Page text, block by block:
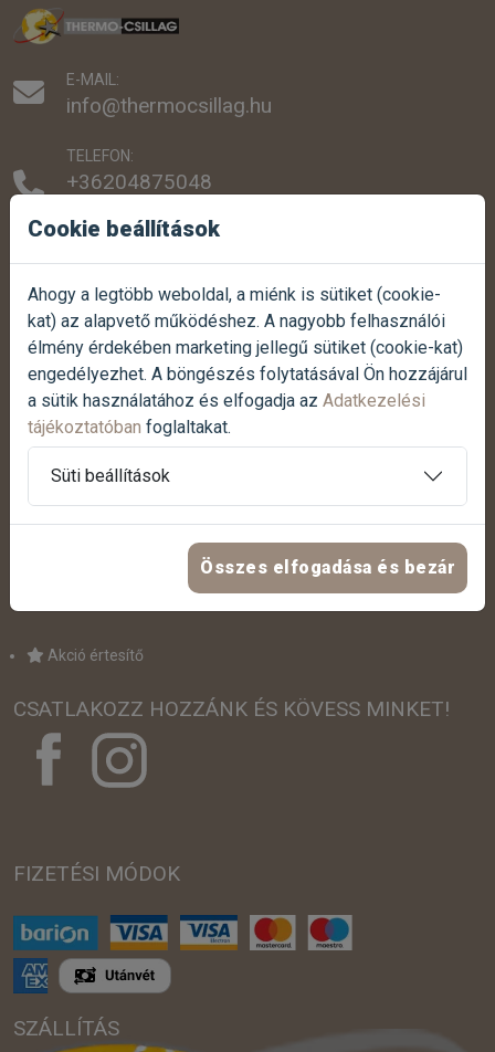
E-MAIL:
info@thermocsillag.hu
TELEFON:
+36204875048
SZEMÉLYES ÁTVÉTEL:
1038 Budapest, Szentendrei út 307.
NYITVATARTÁS:
Hétfőtől-péntekig:07:00 - 17:00
Szombaton:
07:30 - 12:00
Vasárnap:Zárva
Termék reklamáció bejelentése
Panasz bejelentése
Akció értesítő
CSATLAKOZZ HOZZÁNK ÉS KÖVESS MINKET!
FIZETÉSI MÓDOK
SZÁLLÍTÁS
Cookie beállítások
Ahogy a legtöbb weboldal, a miénk is sütiket (cookie-
kat) az alapvető működéshez. A nagyobb felhasználói
élmény érdekében marketing jellegű sütiket (cookie-kat)
engedélyezhet. A böngészés folytatásával Ön hozzájárul
a sütik használatához és elfogadja az Adatkezelési
tájékoztatóban foglaltakat.
Süti beállítások
Összes elfogadása és bezár